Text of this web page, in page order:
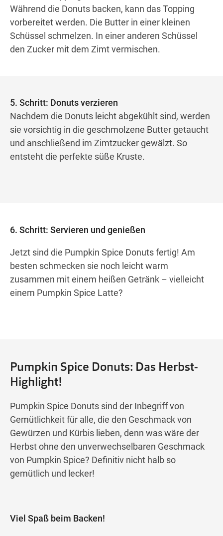
Während die Donuts backen, kann das Topping
vorbereitet werden. Die Butter in einer kleinen
Schüssel schmelzen. In einer anderen Schüssel
den Zucker mit dem Zimt vermischen.
5. Schritt: Donuts verzieren
Nachdem die Donuts leicht abgekühlt sind, werden
sie vorsichtig in die geschmolzene Butter getaucht
und anschließend im Zimtzucker gewälzt. So
entsteht die perfekte süße Kruste.
6. Schritt: Servieren und genießen
Jetzt sind die Pumpkin Spice Donuts fertig! Am
besten schmecken sie noch leicht warm
zusammen mit einem heißen Getränk – vielleicht
einem Pumpkin Spice Latte?
Pumpkin Spice Donuts: Das Herbst-
Highlight!
Pumpkin Spice Donuts sind der Inbegriff von
Gemütlichkeit für alle, die den Geschmack von
Gewürzen und Kürbis lieben, denn was wäre der
Herbst ohne den unverwechselbaren Geschmack
von Pumpkin Spice? Definitiv nicht halb so
gemütlich und lecker!
Viel Spaß beim Backen!